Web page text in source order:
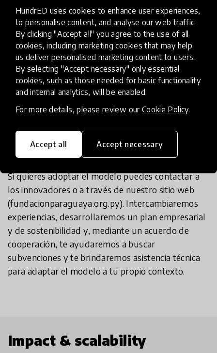
HundrED uses cookies to enhance user experiences,
to personalise content, and analyse our web traffic.
By clicking "Accept all" you agree to the use of all
cookies, including marketing cookies that may help
us deliver personalised marketing content to users.
By selecting "Accept necessary" only essential
cookies, such as those needed for basic functionality
and internal analytics, will be enabled.
For more details, please review our Cookie Policy.
Accept all Accept necessary
Most Innovative Development Project Award
(2009), WISE Education Awards de la
Organización de Estados Iberoamericanos (OEI)
(2009), Premio Templeton en la categoría de
Emprendimiento Social (2009), UNESCO y BID
(2009).
Si quieres adoptar el modelo puedes contactar a
los innovadores o a través de nuestro sitio web
(fundacionparaguaya.org.py). Intercambiaremos
experiencias, desarrollaremos un plan empresarial
y de sostenibilidad y, mediante un acuerdo de
cooperación, te ayudaremos a buscar
subvenciones y te brindaremos asistencia técnica
para adaptar el modelo a tu propio contexto.
Impact & scalability